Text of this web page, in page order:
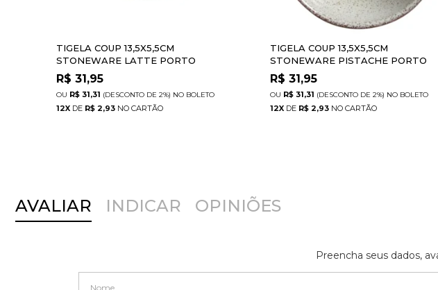
TIGELA COUP 13,5X5,5CM
STONEWARE LATTE PORTO
BRASIL
R$ 31,95
R$ 31,31 (DESCONTO DE 2%) NO BOLETO
12X DE R$ 2,93
TIGELA COUP 13,5X5,5CM
STONEWARE PISTACHE PORTO
BRASIL
R$ 31,95
R$ 31,31 (DESCONTO DE 2%) NO BOLETO
12X DE R$ 2,93
AVALIAR INDICAR OPINIÕES
Preencha seus dados,